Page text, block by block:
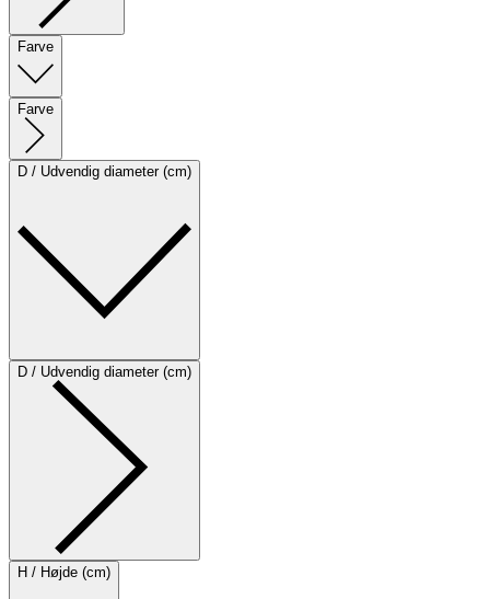
Farve
Farve
D / Udvendig diameter (cm)
D / Udvendig diameter (cm)
H / Højde (cm)